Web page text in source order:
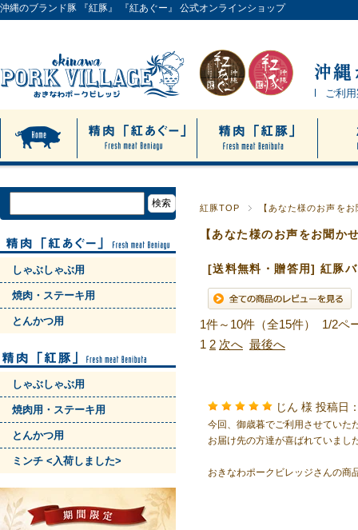
沖縄のブランド豚 『紅豚』 『紅あぐー』 公式オンラインショップ
ご利
紅豚TOP 【あなた様のお声を
【あなた様のお声をお聞か
[送料無料・贈答用] 紅豚
1件～10件（全15件） 1/2ペ
1 2 次へ 最後へ
じん 様 投稿日
今回、御歳暮でご利用させていた
お届け先の方達が喜ばれていまし
おきなわポークビレッジさんの商
しゃぶしゃぶ用
焼肉・ステーキ用
とんかつ用
しゃぶしゃぶ用
焼肉用・ステーキ用
とんかつ用
ミンチ <入荷しました>